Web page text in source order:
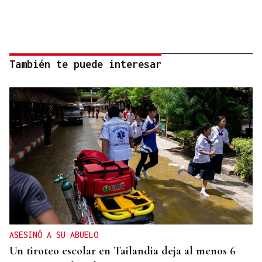
También te puede interesar
ASESINÓ A SU ABUELO
Un tiroteo escolar en Tailandia deja al menos 6